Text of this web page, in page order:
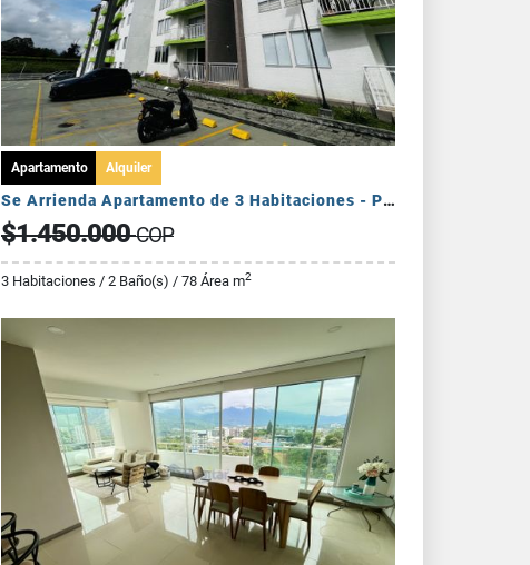
Apartamento Alquiler
Se Arrienda Apartamento de 3 Habitaciones - Puerto Espejo
$1.450.000COP
3 Habitaciones / 2 Baño(s) / 78 Área m2